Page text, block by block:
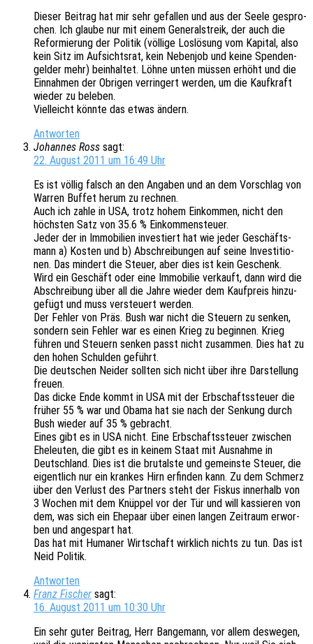
Dieser Beitrag hat mir sehr gefal­len und aus der Seele gespro­
chen. Ich glaube nur mit einem Gene­ral­streik, der auch die
Refor­mie­rung der Poli­tik (völli­ge Loslö­sung vom Kapi­tal, also
kein Sitz im Aufsichts­rat, kein Neben­job und keine Spen­den­
gel­der mehr) beinhal­tet. Löhne unten müssen erhöht und die
Einnah­men der Obri­gen verrin­gert werden, um die Kauf­kraft
wieder zu beleben.
Viel­leicht könnte das etwas ändern.
Antworten
Johannes Ross sagt:
22. August 2011 um 16:49 Uhr
Es ist völlig falsch an den Anga­ben und an dem Vorschlag von
Warren Buffet herum zu rechnen.
Auch ich zahle in USA, trotz hohem Einkom­men, nicht den
höchs­ten Satz von 35.6 % Einkommensteuer.
Jeder der in Immo­bi­li­en inves­tiert hat wie jeder Geschäfts­
mann a) Kosten und b) Abschrei­bun­gen auf seine Inves­ti­tio­
nen. Das mindert die Steuer, aber dies ist kein Geschenk.
Wird ein Geschäft oder eine Immo­bi­lie verkauft, dann wird die
Abschrei­bung über all die Jahre wieder dem Kauf­preis hinzu­
ge­fügt und muss versteu­ert werden.
Der Fehler von Präs. Bush war nicht die Steu­ern zu senken,
sondern sein Fehler war es einen Krieg zu begin­nen. Krieg
führen und Steu­ern senken passt nicht zusam­men. Dies hat zu
den hohen Schul­den geführt.
Die deut­schen Neider soll­ten sich nicht über ihre Darstel­lung
freuen.
Das dicke Ende kommt in USA mit der Erbschafts­steu­er die
früher 55 % war und Obama hat sie nach der Senkung durch
Bush wieder auf 35 % gebracht.
Eines gibt es in USA nicht. Eine Erbschafts­steu­er zwischen
Eheleu­ten, die gibt es in keinem Staat mit Ausnah­me in
Deutsch­land. Dies ist die brutals­te und gemeins­te Steuer, die
eigent­lich nur ein kran­kes Hirn erfin­den kann. Zu dem Schmerz
über den Verlust des Part­ners steht der Fiskus inner­halb von
3 Wochen mit dem Knüp­pel vor der Tür und will kassie­ren von
dem, was sich ein Ehepaar über einen langen Zeit­raum erwor­
ben und ange­spart hat.
Das hat mit Huma­ner Wirt­schaft wirk­lich nichts zu tun. Das ist
Neid Politik.
Antworten
Franz Fischer sagt:
16. August 2011 um 10:30 Uhr
Ein sehr guter Beitrag, Herr Bange­mann, vor allem deswe­gen,